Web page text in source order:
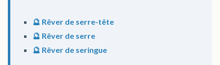
🔮 Rêver de serre-tête
🔮 Rêver de serre
🔮 Rêver de seringue